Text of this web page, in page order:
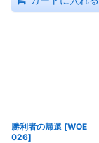
勝利者の帰還 [WOE
026]